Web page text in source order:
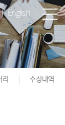
English
리 수상내역